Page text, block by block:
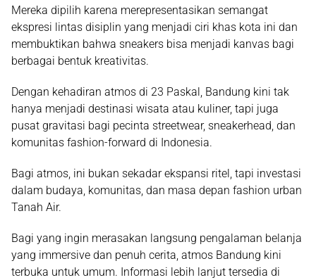
Mereka dipilih karena merepresentasikan semangat
ekspresi lintas disiplin yang menjadi ciri khas kota ini dan
membuktikan bahwa sneakers bisa menjadi kanvas bagi
berbagai bentuk kreativitas.
Dengan kehadiran atmos di 23 Paskal, Bandung kini tak
hanya menjadi destinasi wisata atau kuliner, tapi juga
pusat gravitasi bagi pecinta streetwear, sneakerhead, dan
komunitas fashion-forward di Indonesia.
Bagi atmos, ini bukan sekadar ekspansi ritel, tapi investasi
dalam budaya, komunitas, dan masa depan fashion urban
Tanah Air.
Bagi yang ingin merasakan langsung pengalaman belanja
yang immersive dan penuh cerita, atmos Bandung kini
terbuka untuk umum. Informasi lebih lanjut tersedia di